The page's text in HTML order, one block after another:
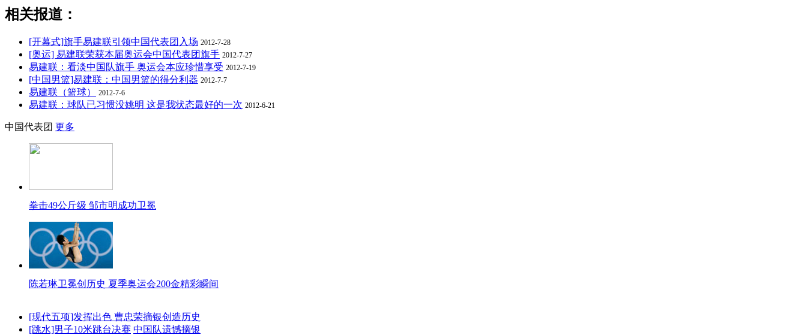
相关报道：
[开幕式]旗手易建联引领中国代表团入场 2012-7-28
[奥运] 易建联荣获本届奥运会中国代表团旗手 2012-7-27
易建联：看淡中国队旗手 奥运会本应珍惜享受 2012-7-19
[中国男篮]易建联：中国男篮的得分利器 2012-7-7
易建联（篮球） 2012-7-6
易建联：球队已习惯没姚明 这是我状态最好的一次 2012-6-21
中国代表团 更多
拳击49公斤级 邹市明成功卫冕
陈若琳卫冕创历史 夏季奥运会200金精彩瞬间
[现代五项]发挥出色 曹忠荣摘银创造历史
[跳水]男子10米跳台决赛 中国队遗憾摘银